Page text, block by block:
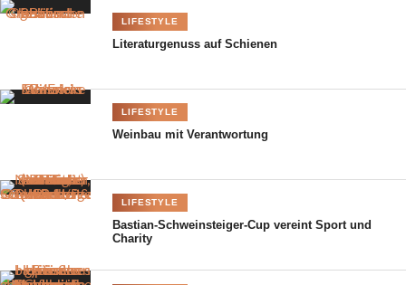
Das neue Buch von Danielle Herrnberger. © Mike Gisl
LIFESTYLE
Literaturgenuss auf Schienen
LIFESTYLE
Weinbau mit Verantwortung
LIFESTYLE
Bastian-Schweinsteiger-Cup vereint Sport und
Charity